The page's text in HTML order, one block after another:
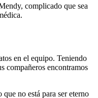
complicado que sea
en el equipo. Teniendo
compañeros encontramos
no está para ser eterno